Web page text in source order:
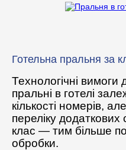
Готельна пральня за
Технологічні
пральні в готелі
кількості номерів,
переліку
клас — тим більше
обробки.